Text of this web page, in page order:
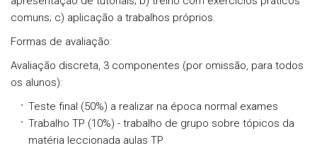
comuns; c) aplicação a trabalhos próprios.
Formas de avaliação:
Avaliação discreta, 3 componentes (por omissão, para todos
os alunos):
Teste final (50%) a realizar na época normal exames
Trabalho TP (10%) - trabalho de grupo sobre tópicos da
matéria leccionada aulas TP